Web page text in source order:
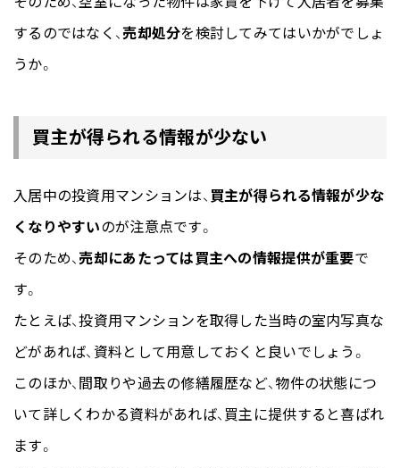
するのではなく、売却処分を検討してみてはいかがでしょ
うか。
買主が得られる情報が少ない
入居中の投資用マンションは、 買主が得られる情報が少な
くなりやすいのが注意点です。
そのため、売却にあたっては買主への情報提供が重要で
す。
たとえば、投資用マンションを取得した当時の室内写真な
どがあれば、資料として用意しておくと良いでしょう。
このほか、間取りや過去の修繕履歴など、物件の状態につ
いて詳しくわかる資料があれば、買主に提供すると喜ばれ
ます。